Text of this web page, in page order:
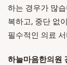
하는 경우가 많
복하고, 중단 없
필수적인 의료
하늘마음한의원